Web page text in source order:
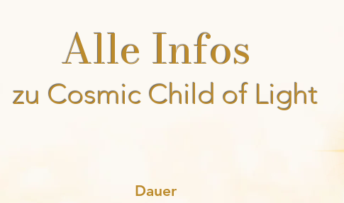
Alle Infos
zu Cosmic Child of Light
Dauer